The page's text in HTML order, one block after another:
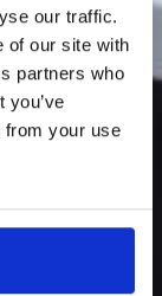
our traffic.
of our site with
partners who
you’ve
from your use